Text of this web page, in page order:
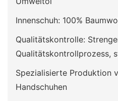
Innenschuh: 100%
Qualitätskontrolle:
Qualitätskontrollprozess,
Spezialisierte Produktion
Handschuhen